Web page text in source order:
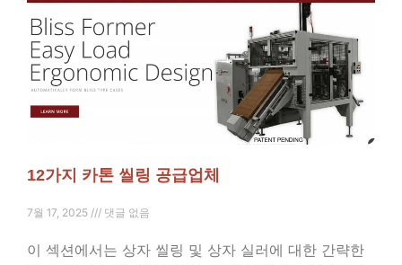
12가지 카톤 씰링 공급업체
7월 17, 2025 댓글 없음
이 섹션에서는 상자 씰링 및 상자 실러에 대한 간략한